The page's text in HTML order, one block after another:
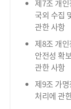
제7조 개
국외 수집
관한 사항
제8조 개
안전성 확
관한 사항
제9조 가
처리에 관